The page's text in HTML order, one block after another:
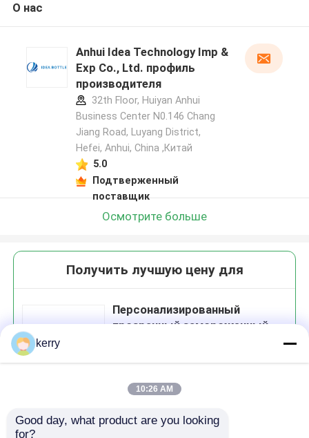
О нас
Anhui Idea Technology Imp &
Exp Co., Ltd. профиль
производителя
32th Floor, Huiyan Anhui
Business Center N0.146 Chang
Jiang Road, Luyang District,
Hefei, Anhui, China ,Китай
5.0
Подтверженный
поставщик
Осмотрите больше
Получить лучшую цену для
Персонализированный
прозрачный замороженный
Продолжать
kerry
10:26 AM
Good day, what product are you looking
for?